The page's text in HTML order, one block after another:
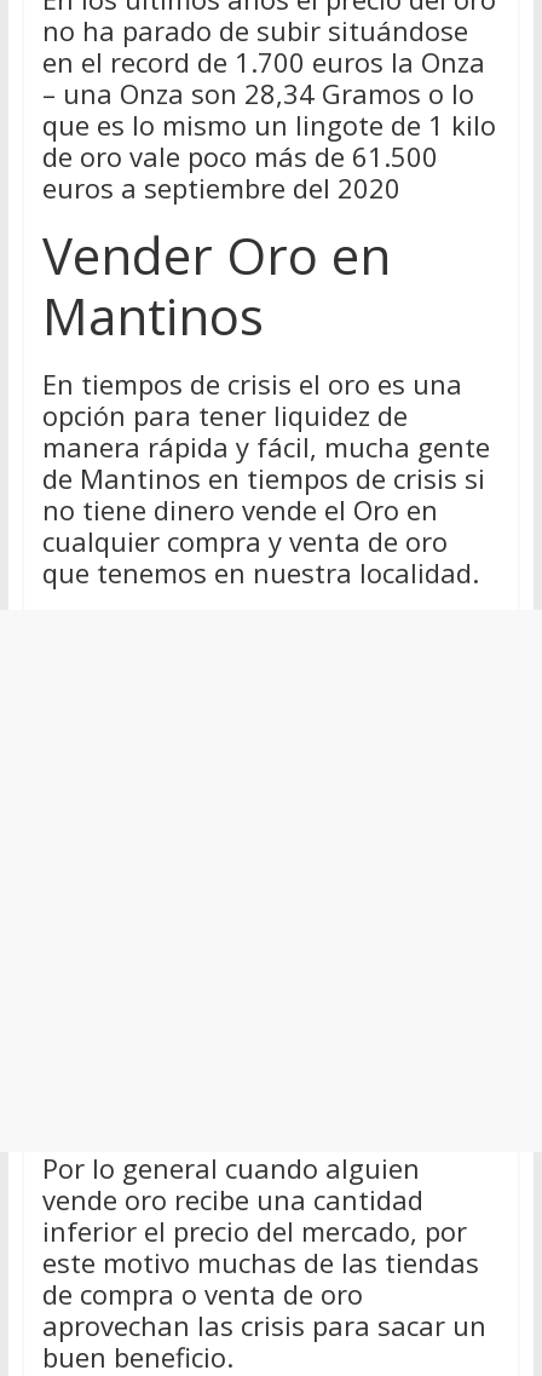
no ha parado de subir situándose
en el record de 1.700 euros la Onza
– una Onza son 28,34 Gramos o lo
que es lo mismo un lingote de 1 kilo
de oro vale poco más de 61.500
euros a septiembre del 2020
Vender Oro en
Mantinos
En tiempos de crisis el oro es una
opción para tener liquidez de
manera rápida y fácil, mucha gente
de Mantinos en tiempos de crisis si
no tiene dinero vende el Oro en
cualquier compra y venta de oro
que tenemos en nuestra localidad.
Por lo general cuando alguien
vende oro recibe una cantidad
inferior el precio del mercado, por
este motivo muchas de las tiendas
de compra o venta de oro
aprovechan las crisis para sacar un
buen beneficio.